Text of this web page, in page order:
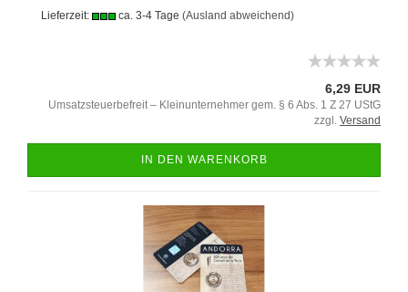
Lieferzeit: ca. 3-4 Tage (Ausland abweichend)
6,29 EUR
Umsatzsteuerbefreit – Kleinunternehmer gem. § 6 Abs. 1 Z 27 UStG
zzgl. Versand
IN DEN WARENKORB